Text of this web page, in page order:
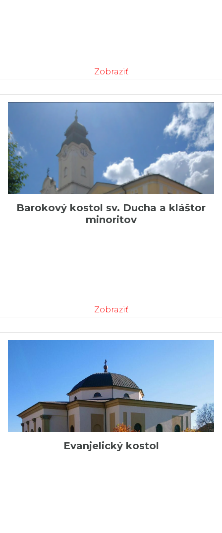
Zobraziť
Barokový kostol sv. Ducha a kláštor
minoritov
Zobraziť
Evanjelický kostol